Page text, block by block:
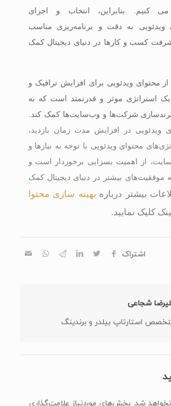
می کنیم. بنابراین، انتخاب و اجرای
ویدئویی به دقت و برنامه‌ریزی مناسب
کسب و کارها در دنیای دیجیتال کمک
محتوای ویدئویی برای افزایش ترافیک و
استراتژی موثر و قدرتمند است که به
شرکت‌ها و وب‌سایت‌ها کمک کند.
ویدئویی در افزایش مدت زمان بازدید،
محتوای ویدئویی با توجه به نیازها و
از اهمیت بسزایی برخوردار است و
موفقیت‌های بیشتر در دنیای دیجیتال کمک
بیشتر درباره بهینه سازی محتوا
کلیک نمایید.
اشتراک
شجاعی
استارتاپ بیلدر و برندینگ